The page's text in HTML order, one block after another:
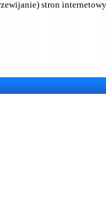
stron